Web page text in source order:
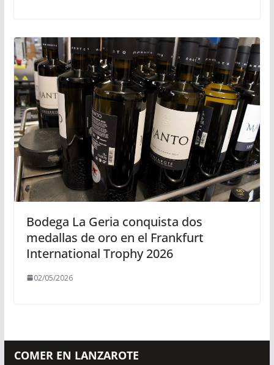
Bodega La Geria conquista dos
medallas de oro en el Frankfurt
International Trophy 2026
02/05/2026
COMER EN LANZAROTE